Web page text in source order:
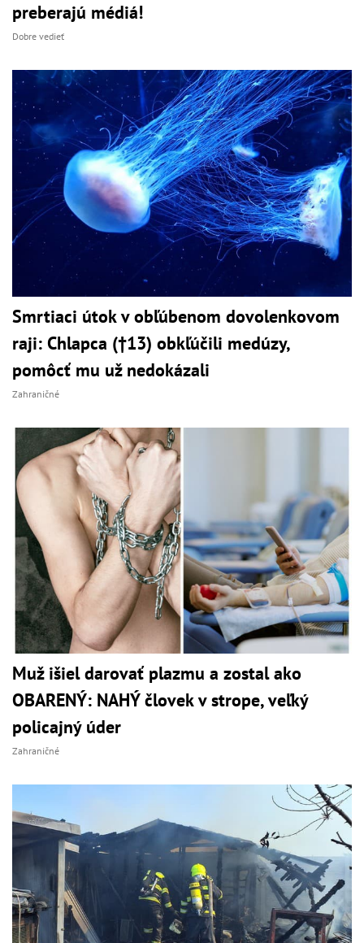
preberajú médiá!
Dobre vedieť
Smrtiaci útok v obľúbenom dovolenkovom
raji: Chlapca (†13) obkľúčili medúzy,
pomôcť mu už nedokázali
Zahraničné
Muž išiel darovať plazmu a zostal ako
OBARENÝ: NAHÝ človek v strope, veľký
policajný úder
Zahraničné